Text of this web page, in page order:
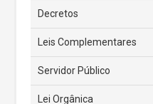
Decretos
Leis Complementares
Servidor Público
Lei Orgânica